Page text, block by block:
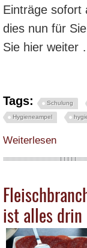
Einträge sofort
dies nun für
Sie hier weiter
Tags: Schulung
Hygieneampel
Weiterlesen
ist alles drin